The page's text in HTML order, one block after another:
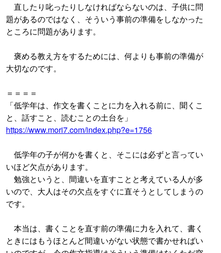
直したり叱ったりしなければならないのは、子供に問
題があるのではなく、そういう事前の準備をしなかった
ところに問題があります。
褒める教え方をするためには、何よりも事前の準備が
大切なのです。
＝＝＝＝
「低学年は、作文を書くことに力を入れる前に、聞くこ
と、話すこと、読むことの土台を」
https://www.mori7.com/index.php?e=1756
低学年の子が何かを書くと、そこには必ずと言ってい
いほど欠点があります。
勉強というと、間違いを直すことと考えている人が多
いので、大人はその欠点をすぐに直そうとしてしまうの
です。
本当は、書くことを直す前の準備に力を入れて、書く
ときにはもうほとんど間違いがない状態で書かせればい